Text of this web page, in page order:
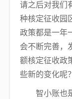
请之后对我们
种核定征收园
政策都是一年
会不断完善，
额核定征收政
些新的变化呢？
智小账也是